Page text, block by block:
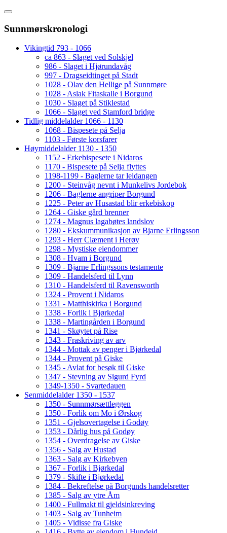
Sunnmørskronologi
Vikingtid 793 - 1066
ca 863 - Slaget ved Solskjel
986 - Slaget i Hjørundavåg
997 - Dragseidtinget på Stadt
1028 - Olav den Hellige på Sunnmøre
1028 - Aslak Fitaskalle i Borgund
1030 - Slaget på Stiklestad
1066 - Slaget ved Stamford bridge
Tidlig middelalder 1066 - 1130
1068 - Bispesete på Selja
1103 - Første korsfarer
Høymiddelalder 1130 - 1350
1152 - Erkebispesete i Nidaros
1170 - Bispesete på Selja flyttes
1198-1199 - Baglerne tar leidangen
1200 - Steinvåg nevnt i Munkelivs Jordebok
1206 - Baglerne angriper Borgund
1225 - Peter av Husastad blir erkebiskop
1264 - Giske gård brenner
1274 - Magnus lagabøtes landslov
1280 - Ekskummunikasjon av Bjarne Erlingsson
1293 - Herr Clæment i Herøy
1298 - Mystiske eiendommer
1308 - Hvam i Borgund
1309 - Bjarne Erlingssons testamente
1309 - Handelsferd til Lynn
1310 - Handelsferd til Ravensworth
1324 - Provent i Nidaros
1331 - Matthiskirka i Borgund
1338 - Forlik i Bjørkedal
1338 - Martingården i Borgund
1341 - Skøytet på Rise
1343 - Fraskriving av arv
1344 - Mottak av penger i Bjørkedal
1344 - Provent på Giske
1345 - Avlat for besøk til Giske
1347 - Stevning av Sigurd Fyrd
1349-1350 - Svartedauen
Senmiddelalder 1350 - 1537
1350 - Sunnmørsættleggen
1350 - Forlik om Mo i Ørskog
1351 - Gjelsovertagelse i Godøy
1353 - Dårlig hus på Godøy
1354 - Overdragelse av Giske
1356 - Salg av Hustad
1363 - Salg av Kirkebyen
1367 - Forlik i Bjørkedal
1379 - Skifte i Bjørkedal
1384 - Bekreftelse på Borgunds handelsretter
1385 - Salg av ytre Åm
1400 - Fullmakt til gjeldsinkreving
1403 - Salg av Tunheim
1405 - Vidisse fra Giske